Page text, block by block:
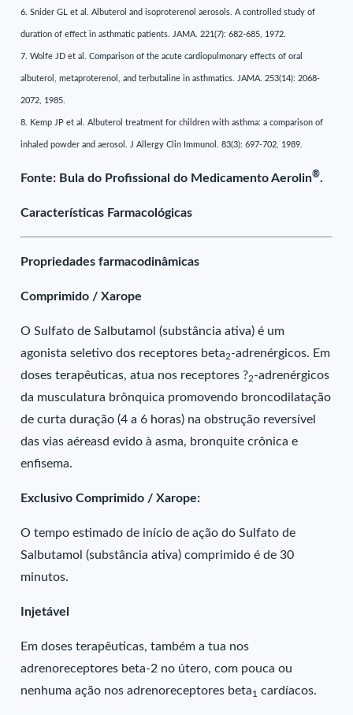
6. Snider GL et al. Albuterol and isoproterenol aerosols. A controlled study of
duration of effect in asthmatic patients. JAMA. 221(7): 682-685, 1972.
7. Wolfe JD et al. Comparison of the acute cardiopulmonary effects of oral
albuterol, metaproterenol, and terbutaline in asthmatics. JAMA. 253(14): 2068-
2072, 1985.
8. Kemp JP et al. Albuterol treatment for children with asthma: a comparison of
inhaled powder and aerosol. J Allergy Clin Immunol. 83(3): 697-702, 1989.
Fonte: Bula do Profissional do Medicamento Aerolin®.
Características Farmacológicas
Propriedades farmacodinâmicas
Comprimido / Xarope
O Sulfato de Salbutamol (substância ativa) é um
agonista seletivo dos receptores beta2-adrenérgicos. Em
doses terapêuticas, atua nos receptores ?2-adrenérgicos
da musculatura brônquica promovendo broncodilatação
de curta duração (4 a 6 horas) na obstrução reversível
das vias aéreasd evido à asma, bronquite crônica e
enfisema.
Exclusivo Comprimido / Xarope:
O tempo estimado de início de ação do Sulfato de
Salbutamol (substância ativa) comprimido é de 30
minutos.
Injetável
Em doses terapêuticas, também a tua nos
adrenoreceptores beta-2 no útero, com pouca ou
nenhuma ação nos adrenoreceptores beta1 cardíacos.